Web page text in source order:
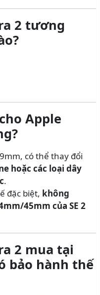
2 tương
Apple
có thể thay đổi
hoặc các loại dây
.
đặc biệt, không
45mm của SE 2
2 mua tại
bảo hành thế